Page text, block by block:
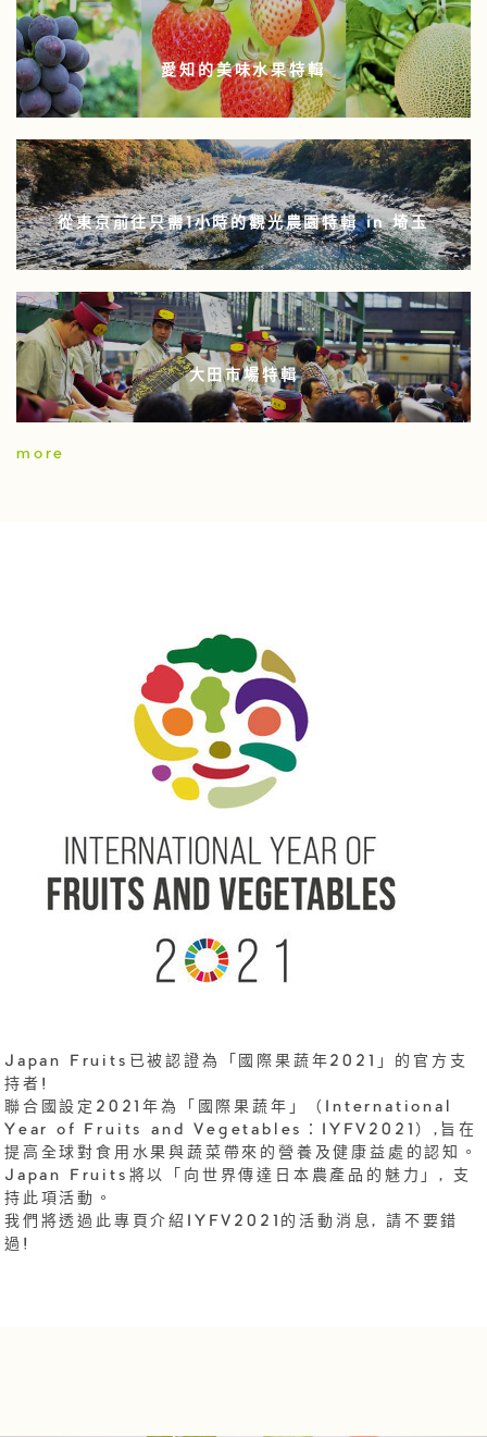
愛知的美味水果特輯
從東京前往只需1小時的觀光農園特輯 in 埼玉
大田市場特輯
more
Japan Fruits已被認證為「國際果蔬年2021」的官方支
持者!
聯合國設定2021年為「國際果蔬年」（International
Year of Fruits and Vegetables：IYFV2021）,旨在
提高全球對食用水果與蔬菜帶來的營養及健康益處的認知。
Japan Fruits將以「向世界傳達日本農產品的魅力」, 支
持此項活動。
我們將透過此專頁介紹IYFV2021的活動消息, 請不要錯
過!